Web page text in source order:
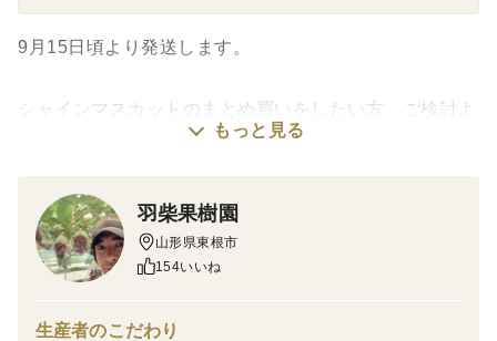
9月15日頃より発送します。
シャインマスカットのまとめ買いをしたい方、ご検討よ
ろしくお願いします😊
種なし、皮ごと食べられる人気のシャインマスカットわ
や5キロ詰めまして送ります。
るように房数を調整して箱詰めします。8房〜12房ぐら
もっと見る
羽柴果樹園
山形県東根市
154いいね
生産者のこだわり